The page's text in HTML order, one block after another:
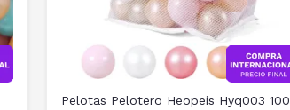
Pelotas Pelotero Heopeis Hyq003 100